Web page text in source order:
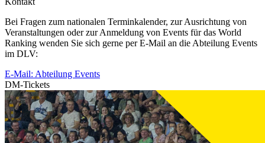
Bei Fragen zum nationalen Terminkalender, zur Ausrichtung von
Veranstaltungen oder zur Anmeldung von Events für das World
Ranking wenden Sie sich gerne per E-Mail an die Abteilung Events
im DLV:
E-Mail: Abteilung Events
DM-Tickets